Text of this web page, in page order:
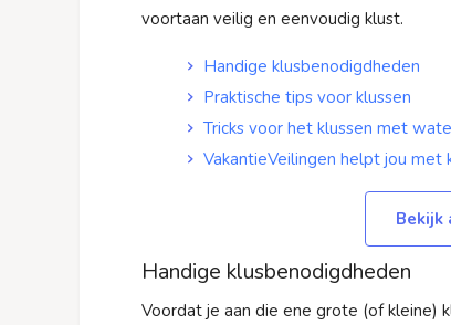
voortaan veilig en eenvoudig klust.
Handige klusbenodigdheden
Praktische tips voor klussen
Tricks voor het klussen met
VakantieVeilingen helpt jou met
Bekijk
Handige klusbenodigdheden
Voordat je aan die ene grote (of kleine)